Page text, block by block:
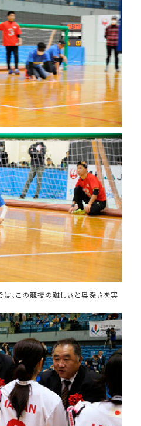
、この競技の難しさと奥深さを実